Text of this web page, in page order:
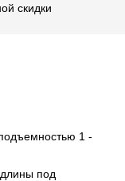
скидки
1 -
под